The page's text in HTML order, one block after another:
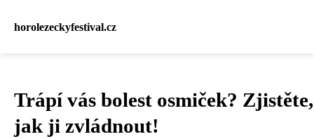
horolezeckyfestival.cz
Trápí vás bolest osmiček? Zjistěte,
jak ji zvládnout!